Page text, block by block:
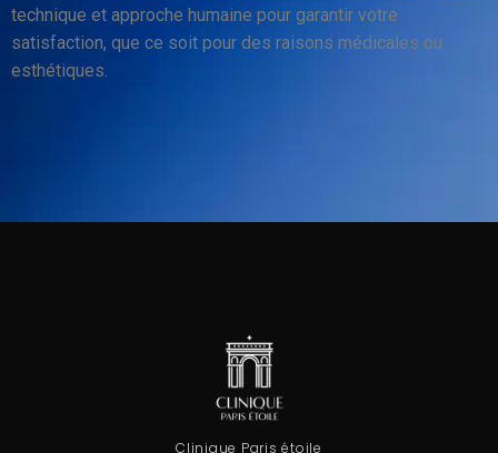
technique et approche humaine pour garantir votre
satisfaction, que ce soit pour des raisons médicales ou
esthétiques.
Clinique Paris étoile